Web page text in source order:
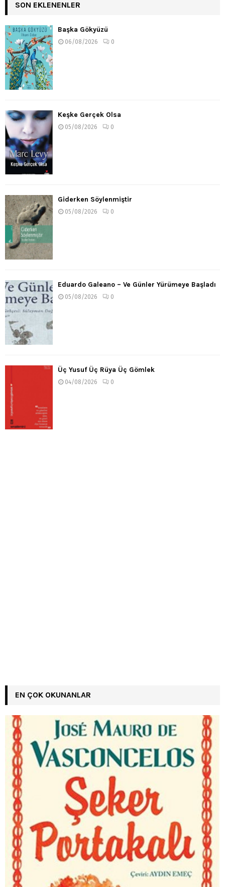
SON EKLENENLER
Başka Gökyüzü
06/08/2026 0
Keşke Gerçek Olsa
05/08/2026 0
Giderken Söylenmiştir
05/08/2026 0
Eduardo Galeano – Ve Günler Yürümeye Başladı
05/08/2026 0
Üç Yusuf Üç Rüya Üç Gömlek
04/08/2026 0
EN ÇOK OKUNANLAR